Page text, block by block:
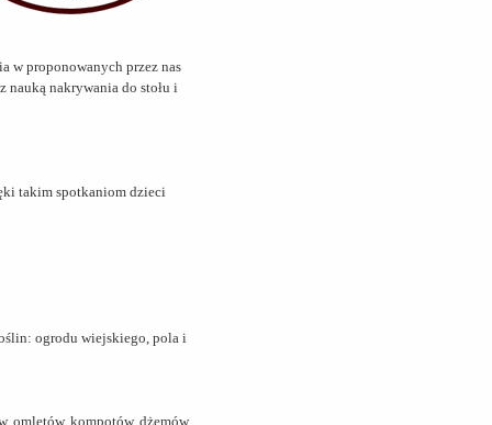
w proponowanych przez nas
nakrywania do stołu i
takim spotkaniom dzieci
ogrodu wiejskiego, pola i
omletów, kompotów, dżemów,